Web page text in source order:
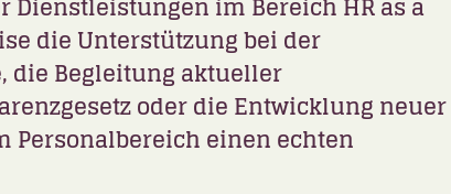
die Unterstützung bei der
die Begleitung aktueller
oder die Entwicklung neuer
Personalbereich einen echten